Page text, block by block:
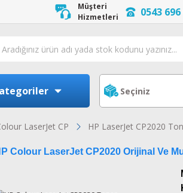
Müşteri
Hizmetleri
0543 696
LaserJet CP HP LaserJet CP2020
Colour LaserJet CP2020 Orijinal Ve